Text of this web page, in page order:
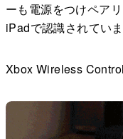
ーも電源をつけペア
iPadで認識されていま
Xbox Wireless